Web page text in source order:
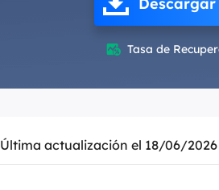
Restaurar &
Partition
Email Recovery
Recuperar
 Tasa de
Última actualización el 18/06/